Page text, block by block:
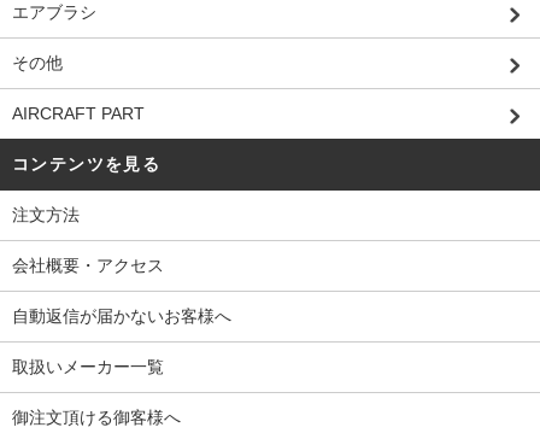
エアブラシ
その他
AIRCRAFT PART
コンテンツを見る
注文方法
会社概要・アクセス
自動返信が届かないお客様へ
取扱いメーカー一覧
御注文頂ける御客様へ